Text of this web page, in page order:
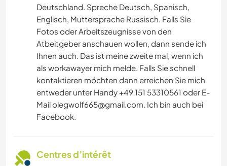
Deutschland. Spreche Deutsch, Spanisch,
Englisch, Muttersprache Russisch. Falls Sie
Fotos oder Arbeitszeugnisse von den
Atbeitgeber anschauen wollen, dann sende ich
Ihnen auch. Das ist meine zweite mal, wenn ich
als workawayer mich melde. Falls Sie schnell
kontaktieren möchten dann erreichen Sie mich
entweder unter Handy +49 151 53310561 oder E-
Mailolegwolf665@gmail.com. Ich bin auch bei
Facebook.
Centres d’intérêt